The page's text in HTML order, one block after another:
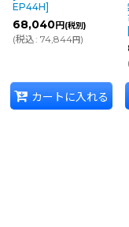
EP44H]
68,040円 (税別)
(税込: 74,844円)
カートに入れる
(